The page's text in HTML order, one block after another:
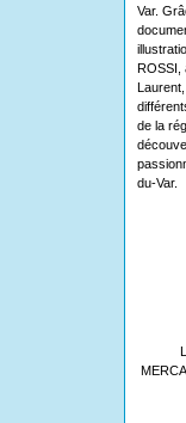
Var.
ROSSI,
de la
du-Var.